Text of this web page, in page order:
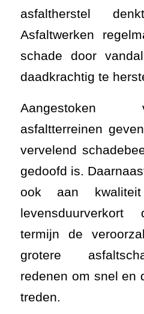
asfaltherstel
Asfaltwerken
schade door
daadkrachtig te
asfaltterreinen
vervelend
gedoofd is.
ook aan
termijn de
grotere
redenen om snel en
treden.